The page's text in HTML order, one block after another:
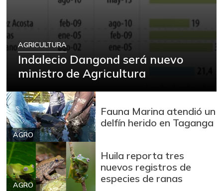
AGRICULTURA
Indalecio Dangond será nuevo
ministro de Agricultura
AGRO
Fauna Marina atendió un
delfín herido en Taganga
AGRO
Huila reporta tres
nuevos registros de
especies de ranas